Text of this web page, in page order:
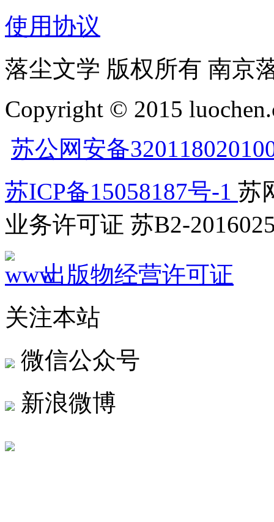
使用协议
落尘文学 版权所有 南京
Copyright © 2015
苏公网安备
苏ICP备15058187号-1 苏
业务许可证 苏B2-
出版物经营许可证
关注本站
微信公众号
新浪微博